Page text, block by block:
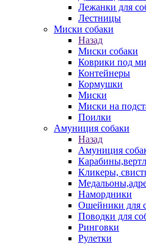
Лежанки для
Лестницы
Миски собаки
Назад
Миски собаки
Коврики под
Контейнеры
Кормушки
Миски
Миски на
Поилки
Амуниция собаки
Назад
Амуниция
Кликеры,
Намордники
Ошейники для
Поводки для
Ринговки
Рулетки